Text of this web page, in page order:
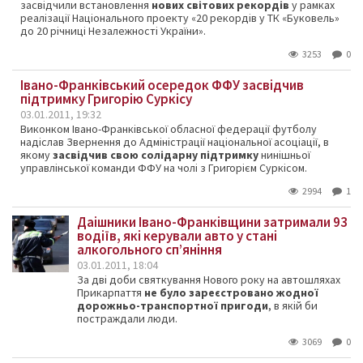
засвідчили встановлення нових світових рекордів у рамках
реалізації Національного проекту «20 рекордів у ТК «Буковель»
до 20 річниці Незалежності України».
3253 0
Івано-Франківський осередок ФФУ засвідчив
підтримку Григорію Суркісу
03.01.2011, 19:32
Виконком Івано-Франківської обласної федерації футболу
надіслав Звернення до Адміністрації національної асоціації, в
якомузасвідчив свою солідарну підтримкунинішньої
управлінської команди ФФУ на чолі з Григорієм Суркісом.
2994 1
Даішники Івано-Франківщини затримали 93
водіїв, які керували авто у стані
алкогольного сп’яніння
03.01.2011, 18:04
За дві доби святкування Нового року на автошляхах
Прикарпаття не було зареєстровано жодної
дорожньо-транспортної пригоди, в якій би
постраждали люди.
3069 0